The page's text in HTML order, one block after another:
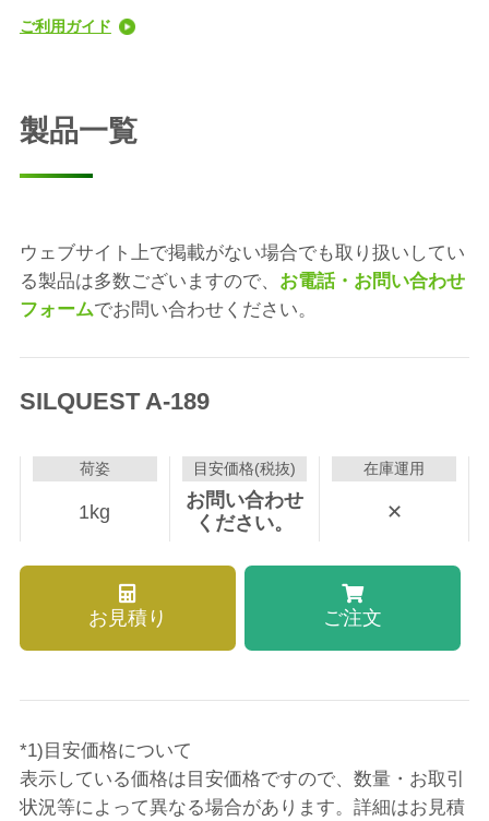
ご利用ガイド
製品一覧
ウェブサイト上で掲載がない場合でも取り扱いしてい
る製品は多数ございますので、 お電話・お問い合わせ
フォームでお問い合わせください。
SILQUEST A-189
荷姿
1kg
目安価格(税抜)
お問い合わせ
ください。
在庫運用
✕
お見積り ご注文
*1)目安価格について
表示している価格は目安価格ですので、数量・お取引
状況等によって異なる場合があります。詳細はお見積